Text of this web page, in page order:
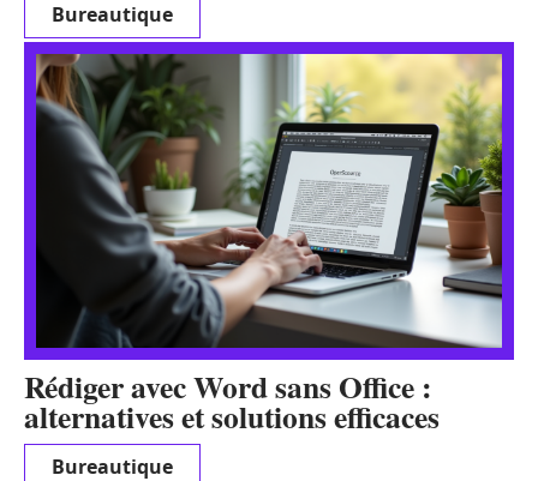
Bureautique
Rédiger avec Word sans Office :
alternatives et solutions efficaces
Bureautique